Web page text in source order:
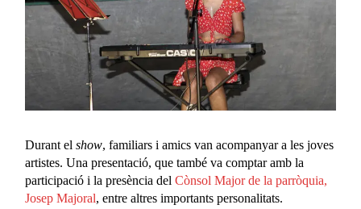
Durant elshow, familiars i amics van acompanyar a les joves
artistes. Una presentació, que també va comptar amb la
participació i la presència delCònsol Major de la parròquia,
Josep Majoral, entre altres importants personalitats.